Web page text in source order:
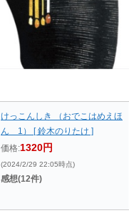
けっこんしき （おでこはめえほ
ん 1） [ 鈴木のりたけ ]
価格:1320円
(2024/2/29 22:05時点)
感想(12件)